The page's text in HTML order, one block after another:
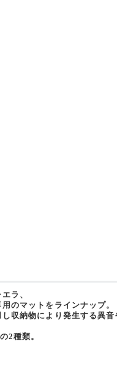
ラ、
のマットをラインナップ。
収納物により発生する異音
2種類。